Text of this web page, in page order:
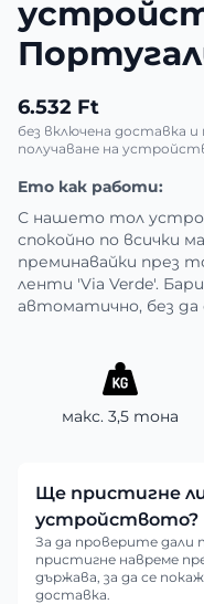
6.532 Ft
без включена доставка
получаване на
Ето как работи:
С нашето тол
спокойно по всички
преминавайки през
ленти 'Via Verde'.
автоматично, без да
макс. 3,5 тона
Ще пристигне
устройството?
За да проверите
пристигне навреме
държава, за да се
доставка.